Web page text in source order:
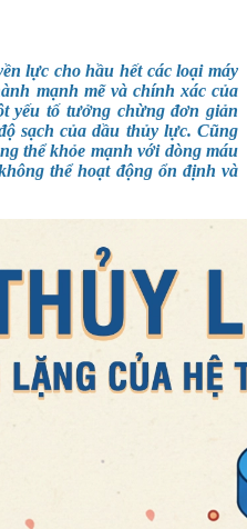
lực cho hầu hết các loại máy
mạnh mẽ và chính xác của
yếu tố tưởng chừng đơn giản
sạch của dầu thủy lực. Cũng
thể khỏe mạnh với dòng máu
thể hoạt động ổn định và